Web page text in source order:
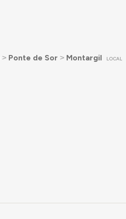
˃ Ponte de Sor ˃ Montargil LOCAL